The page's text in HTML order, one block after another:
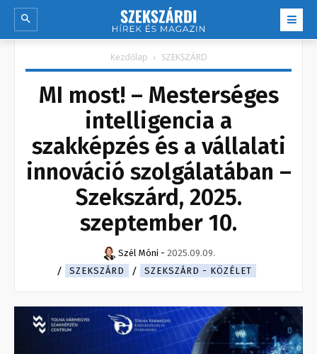
Kezdőlap SZEKSZÁRD
MI most! – Mesterséges
intelligencia a
szakképzés és a vállalati
innováció szolgálatában –
Szekszárd, 2025.
szeptember 10.
Szél Móni - 2025.09.09.
SZEKSZÁRD
SZEKSZÁRD - KÖZÉLET